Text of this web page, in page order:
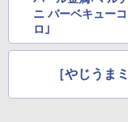
ニ バーベキュー
ロ｣
［やじうま